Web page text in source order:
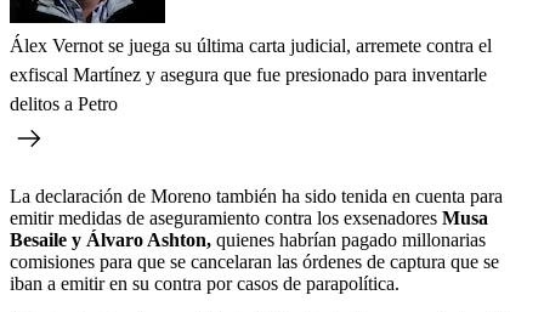
Álex Vernot se juega su última carta judicial, arremete contra el
exfiscal Martínez y asegura que fue presionado para inventarle
delitos a Petro
La declaración de Moreno también ha sido tenida en cuenta para
emitir medidas de aseguramiento contra los exsenadores Musa
Besaile y Álvaro Ashton, quienes habrían pagado millonarias
comisiones para que se cancelaran las órdenes de captura que se
iban a emitir en su contra por casos de parapolítica.